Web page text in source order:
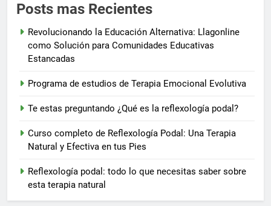
Posts mas Recientes
Revolucionando la Educación Alternativa: Llagonline
como Solución para Comunidades Educativas
Estancadas
Programa de estudios de Terapia Emocional Evolutiva
Te estas preguntando ¿Qué es la reflexología podal?
Curso completo de Reflexología Podal: Una Terapia
Natural y Efectiva en tus Pies
Reflexología podal: todo lo que necesitas saber sobre
esta terapia natural